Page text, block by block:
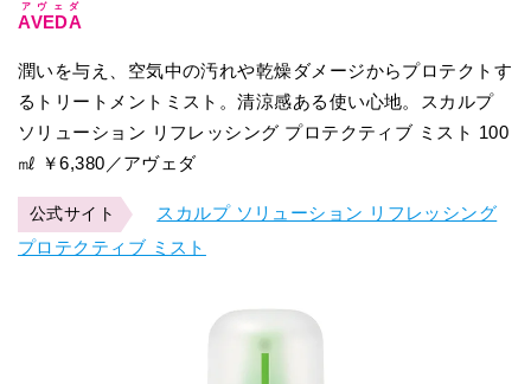
AVEDA
アヴェダ
潤いを与え、空気中の汚れや乾燥ダメージからプロテクトす
るトリートメントミスト。清涼感ある使い心地。スカルプ
ソリューション リフレッシング プロテクティブ ミスト 100
㎖ ￥6,380／アヴェダ
公式サイト
スカルプ ソリューション リフレッシング
プロテクティブ ミスト